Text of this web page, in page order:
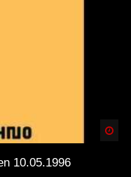
10.05.1996